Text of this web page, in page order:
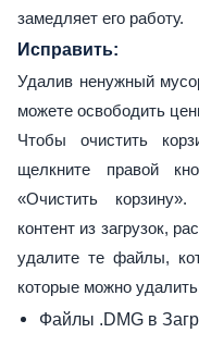
замедляет его работу.
Исправить:
Удалив ненужный
можете освободить
Чтобы очистить
щелкните правой
«Очистить
контент из загрузок,
удалите те файлы,
которые можно
Файлы .DMG в